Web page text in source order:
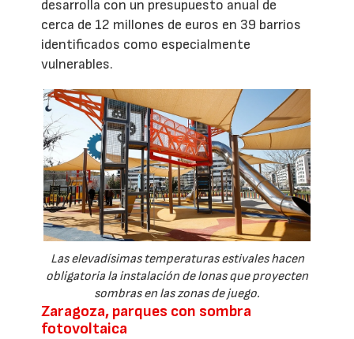
desarrolla con un presupuesto anual de
cerca de 12 millones de euros en 39 barrios
identificados como especialmente
vulnerables.
Las elevadísimas temperaturas estivales hacen
obligatoria la instalación de lonas que proyecten
sombras en las zonas de juego.
Zaragoza, parques con sombra
fotovoltaica